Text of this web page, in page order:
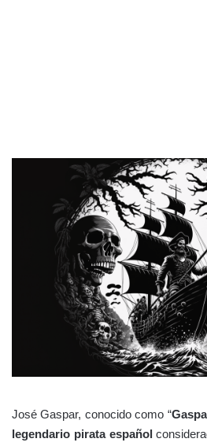
José Gaspar, conocido como “
legendario pirata español